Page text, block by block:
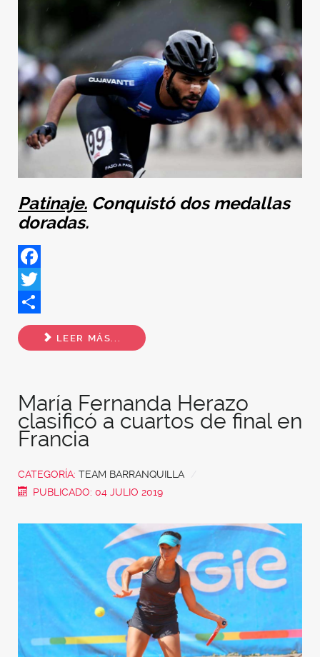
Patinaje. Conquistó dos medallas
doradas.
Facebook
Twitter
Share
LEER MÁS...
María Fernanda Herazo
clasificó a cuartos de final en
Francia
CATEGORÍA: TEAM BARRANQUILLA
PUBLICADO: 04 JULIO 2019